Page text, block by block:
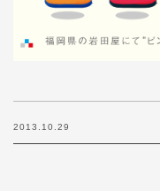
2013.10.29